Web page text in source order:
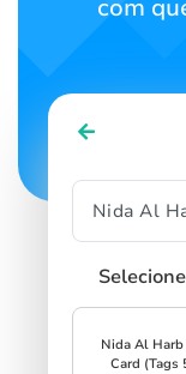
com
Nida Al
Card (Tags